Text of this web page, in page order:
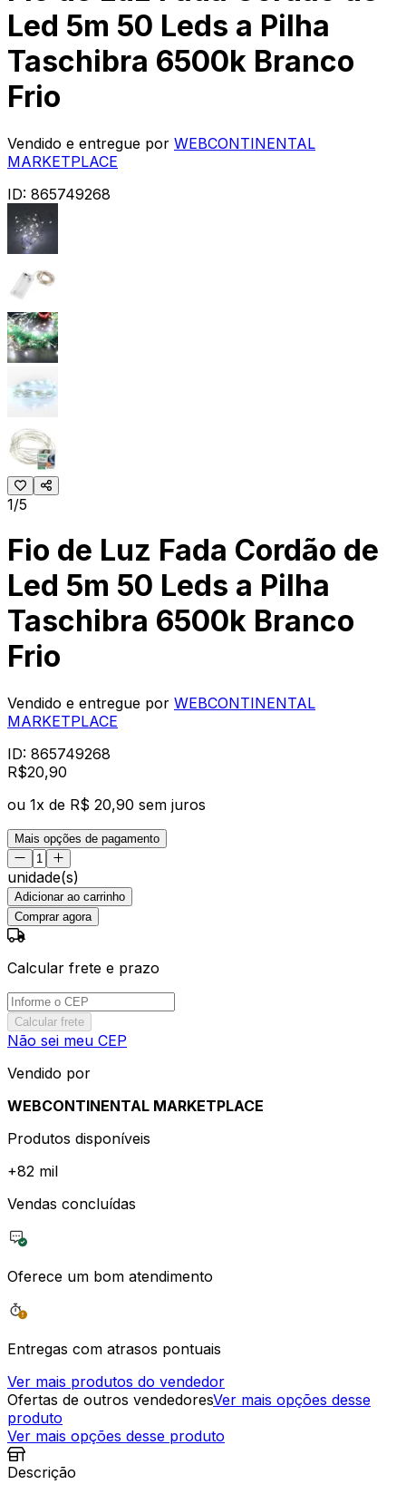
Led 5m 50 Leds a Pilha
Taschibra 6500k Branco
Frio
Vendido e entregue por WEBCONTINENTAL
MARKETPLACE
ID: 865749268
1/5
Fio de Luz Fada Cordão de
Led 5m 50 Leds a Pilha
Taschibra 6500k Branco
Frio
Vendido e entregue por WEBCONTINENTAL
MARKETPLACE
ID: 865749268
R$20,90
ou 1x de R$ 20,90 sem juros
Mais opções de pagamento
unidade(s)
Adicionar ao carrinho
Comprar agora
Calcular frete e prazo
Calcular frete
Não sei meu CEP
Vendido por
WEBCONTINENTAL MARKETPLACE
Produtos disponíveis
+82 mil
Vendas concluídas
Oferece um bom atendimento
Entregas com atrasos pontuais
Ver mais produtos do vendedor
Ofertas de outros vendedoresVer mais opções desse
produto
Ver mais opções desse produto
Descrição